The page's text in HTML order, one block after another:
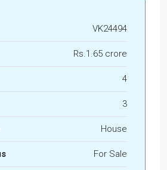
VK24494
Rs.1.65 crore
4
3
House
For Sale